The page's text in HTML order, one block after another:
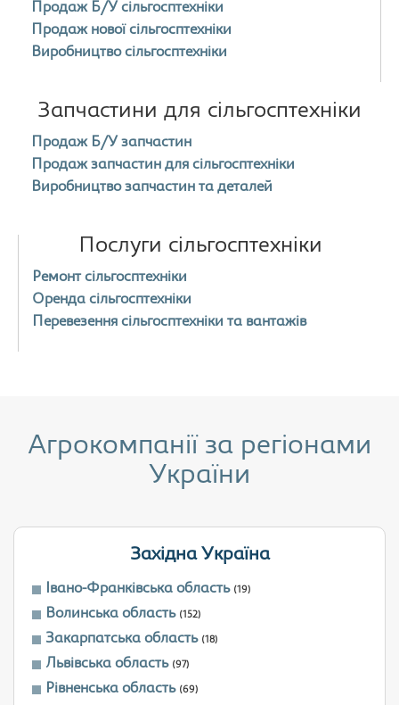
Продаж Б/У сільгосптехніки
Продаж нової сільгосптехніки
Виробництво сільгосптехніки
Запчастини для сільгосптехніки
Продаж Б/У запчастин
Продаж запчастин для сільгосптехніки
Виробництво запчастин та деталей
Послуги сільгосптехніки
Ремонт сільгосптехніки
Оренда сільгосптехніки
Перевезення сільгосптехніки та вантажів
Агрокомпанії за регіонами
України
Західна Україна
Івано-Франківська область (19)
Волинська область (152)
Закарпатська область (18)
Львівська область (97)
Рівненська область (69)